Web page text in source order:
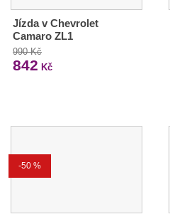
Jízda v Chevrolet
Camaro ZL1
990 Kč
842 Kč
-50 %